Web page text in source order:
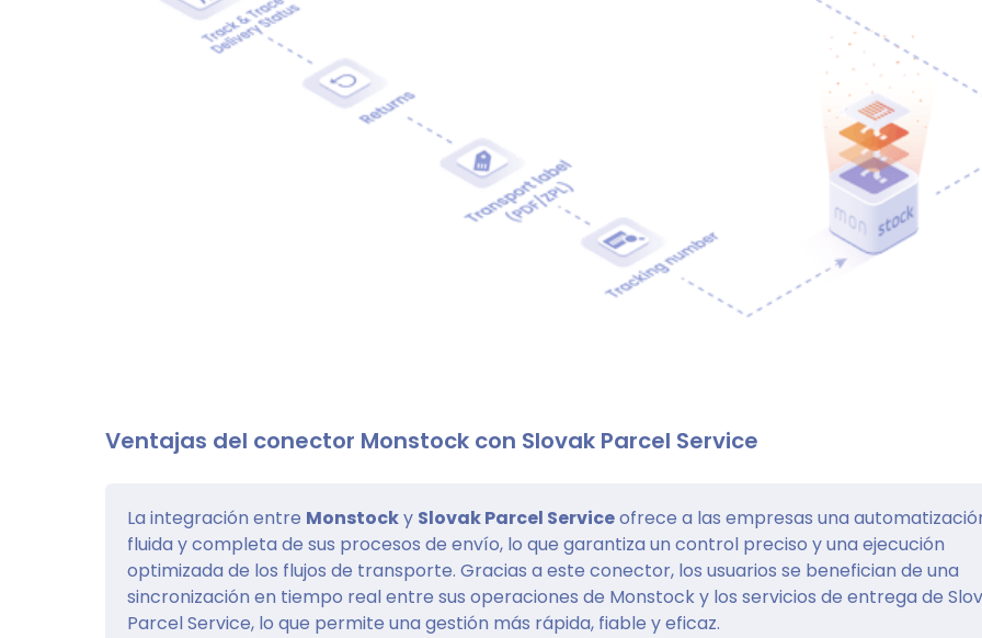
Ventajas del conector Monstock con Slovak Parcel Service
La integración entre Monstocky Slovak Parcel Serviceofrece a las empresas una
fluida y completa de sus procesos de envío, lo que garantiza un control preciso y una ejecución
optimizada de los flujos de transporte. Gracias a este conector, los usuarios se benefician de una
sincronización en tiempo real entre sus operaciones de Monstock y los servicios de entrega de
Parcel Service, lo que permite una gestión más rápida, fiable y eficaz.